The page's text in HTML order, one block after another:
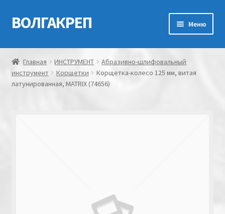
Перейти
к
Перейти
к
ВОЛГАКРЕП Меню
Главная
Контакты
Главная ИНСТРУМЕНТ
Абразивно-шлифовальный
инструмент
Корщетки
Корщетка-колесо 125 мм, витая
латунированная, MATRIX (74656)